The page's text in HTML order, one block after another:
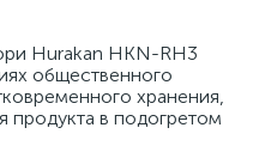
Hurakan HKN-RH3
общественного
хранения,
продукта в подогретом